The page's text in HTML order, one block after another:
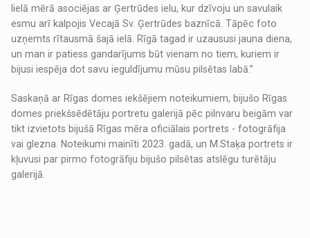
lielā mērā asociējas ar Ģertrūdes ielu, kur dzīvoju un savulaik
esmu arī kalpojis Vecajā Sv. Ģertrūdes baznīcā. Tāpēc foto
uzņemts rītausmā šajā ielā. Rīgā tagad ir uzaususi jauna diena,
un man ir patiess gandarījums būt vienam no tiem, kuriem ir
bijusi iespēja dot savu ieguldījumu mūsu pilsētas labā.”
Saskaņā ar Rīgas domes iekšējiem noteikumiem, bijušo Rīgas
domes priekšsēdētāju portretu galerijā pēc pilnvaru beigām var
tikt izvietots bijušā Rīgas mēra oficiālais portrets - fotogrāfija
vai glezna. Noteikumi mainīti 2023. gadā, un M.Staķa portrets ir
kļuvusi par pirmo fotogrāfiju bijušo pilsētas atslēgu turētāju
galerijā.